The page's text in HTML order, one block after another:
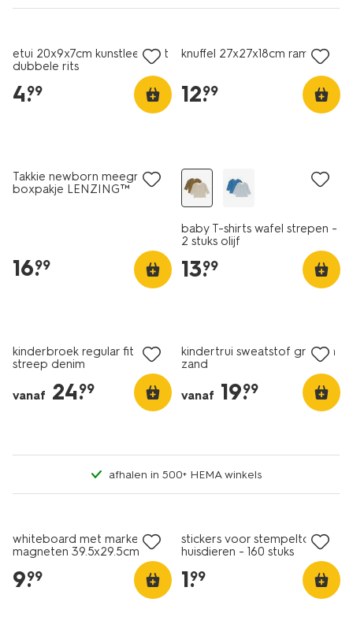
etui 20x9x7cm kunstleer met
dubbele rits
4.
99
knuffel 27x27x18cm ramen
12.
99
Takkie newborn meegroei
boxpakje LENZING™
16.
99
baby T-shirts wafel strepen -
2 stuks olijf
13.
99
kinderbroek regular fit
streep denim
vanaf 24.
99
kindertrui sweatstof grafisch
zand
vanaf 19.
99
afhalen in 500+ HEMA winkels
whiteboard met marker en
magneten 39.5x29.5cm
9.
99
stickers voor stempeltool
huisdieren - 160 stuks
1.
99